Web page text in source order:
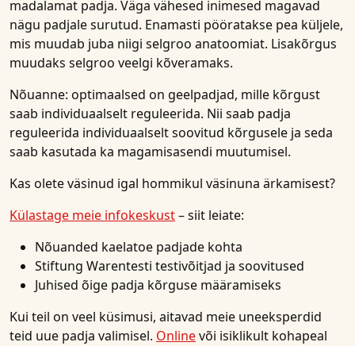
madalamat padja. Väga vähesed inimesed magavad
nägu padjale surutud. Enamasti pööratakse pea küljele,
mis muudab juba niigi selgroo anatoomiat. Lisakõrgus
muudaks selgroo veelgi kõveramaks.
Nõuanne: optimaalsed on geelpadjad, mille kõrgust
saab individuaalselt reguleerida. Nii saab padja
reguleerida individuaalselt soovitud kõrgusele ja seda
saab kasutada ka magamisasendi muutumisel.
Kas olete väsinud igal hommikul väsinuna ärkamisest?
Külastage meie infokeskust– siit leiate:
Nõuanded kaelatoe padjade kohta
Stiftung Warentesti testivõitjad ja soovitused
Juhised õige padja kõrguse määramiseks
Kui teil on veel küsimusi, aitavad meie uneeksperdid
teid uue padja valimisel. Onlinevõi isiklikult kohapeal